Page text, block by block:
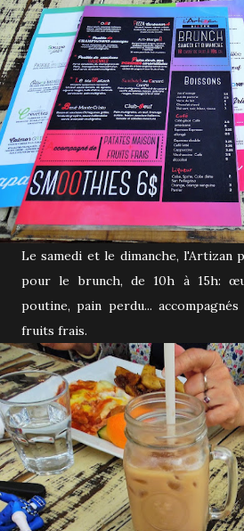
Le samedi et le dimanche, l'Artizan
pour le brunch, de 10h à 15h:
poutine, pain perdu...
fruits frais.